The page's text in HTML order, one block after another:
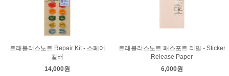
트래블러스노트 Repair Kit - 스페어
컬러
14,000원
트래블러스노트 패스포트 리필 - Sticker
Release Paper
6,000원